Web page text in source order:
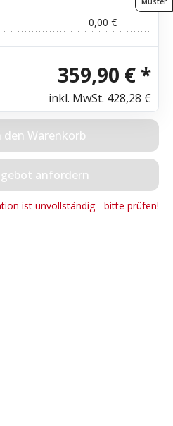
0,00 €
359,90 € *
inkl. MwSt. 428,28 €
Wert
den Warenkorb
anfordern
ist unvollständig - bitte prüfen!